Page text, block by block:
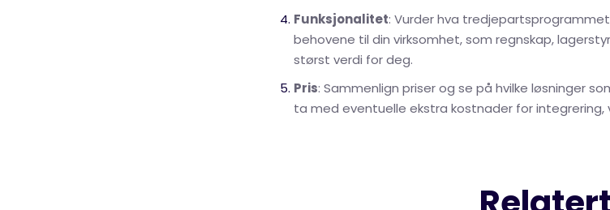
Funksjonalitet: Vurder hva
behovene til din virksomhet, som regnskap,
størst verdi for deg.
Pris: Sammenlign priser og se på hvilke løsninger
ta med eventuelle ekstra kostnader for integrering,